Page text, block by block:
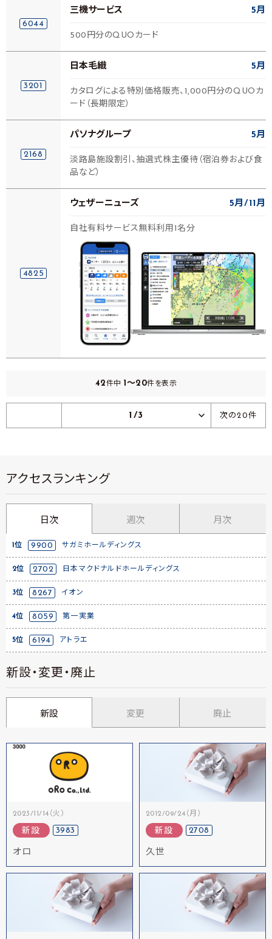
6044
三機サービス 5月
500円分のQUOカード
3201
日本毛織 5月
カタログによる特別価格販売、1,000円分のQUOカ
ード（長期限定）
2168
パソナグループ 5月
淡路島施設割引、抽選式株主優待（宿泊券および食
品など）
4825
ウェザーニューズ 5月 11月
自社有料サービス無料利用1名分
42件中 1～20件を表示
1/3 次の20件
アクセスランキング
日次 週次 月次
1位 9900 サガミホールディングス
2位 2702 日本マクドナルドホールディングス
3位 8267 イオン
4位 8059 第一実業
5位 6194 アトラエ
新設・変更・廃止
新設 変更 廃止
2023/11/14（火）
新設 3983
オロ
2012/09/24（月）
新設 2708
久世